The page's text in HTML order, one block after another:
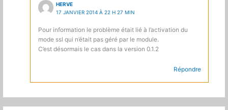
HERVE
17 JANVIER 2014 À 22 H 27 MIN
Pour information le problème était lié à l’activation du
mode ssl qui n’était pas géré par le module.
C’est désormais le cas dans la version 0.1.2
Répondre